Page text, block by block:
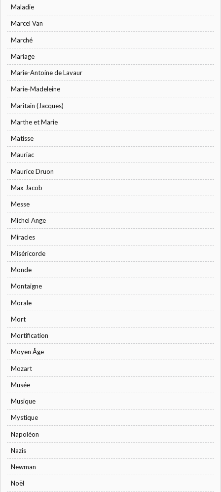
Maladie
Marcel Van
Marché
Mariage
Marie-Antoine de Lavaur
Marie-Madeleine
Maritain (Jacques)
Marthe et Marie
Matisse
Mauriac
Maurice Druon
Max Jacob
Messe
Michel Ange
Miracles
Miséricorde
Monde
Montaigne
Morale
Mort
Mortification
Moyen Âge
Mozart
Musée
Musique
Mystique
Napoléon
Nazis
Newman
Noël